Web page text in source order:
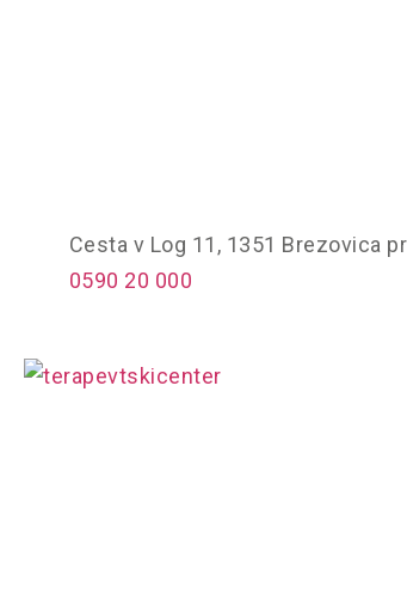
Cesta v Log 11, 1351 Brezovica
0590 20 000